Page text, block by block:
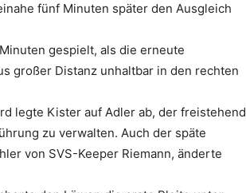
fünf Minuten später den Ausgleich
gespielt, als die erneute
großer Distanz unhaltbar in den rechten
legte Kister auf Adler ab, der freistehend
zu verwalten. Auch der späte
von SVS-Keeper Riemann, änderte